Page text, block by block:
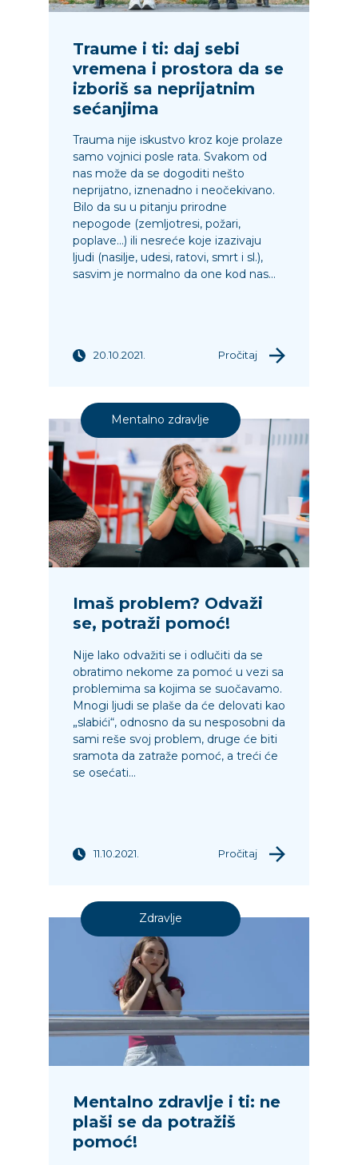
Traume i ti: daj sebi
vremena i prostora da se
izboriš sa neprijatnim
sećanjima
Trauma nije iskustvo kroz koje prolaze
samo vojnici posle rata. Svakom od
nas može da se dogoditi nešto
neprijatno, iznenadno i neočekivano.
Bilo da su u pitanju prirodne
nepogode (zemljotresi, požari,
poplave…) ili nesreće koje izazivaju
ljudi (nasilje, udesi, ratovi, smrt i sl.),
sasvim je normalno da one kod nas...
20.10.2021. Pročitaj
Mentalno zdravlje
Imaš problem? Odvaži
se, potraži pomoć!
Nije lako odvažiti se i odlučiti da se
obratimo nekome za pomoć u vezi sa
problemima sa kojima se suočavamo.
Mnogi ljudi se plaše da će delovati kao
„slabići“, odnosno da su nesposobni da
sami reše svoj problem, druge će biti
sramota da zatraže pomoć, a treći će
se osećati...
11.10.2021. Pročitaj
Zdravlje
Mentalno zdravlje i ti: ne
plaši se da potražiš
pomoć!